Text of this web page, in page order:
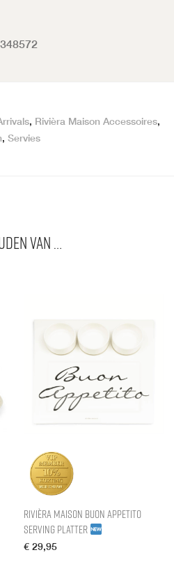
, Rivièra Maison Accessoires,
, Servies
van …
Rivièra Maison Buon Appetito
Serving Platter
€ 29,95